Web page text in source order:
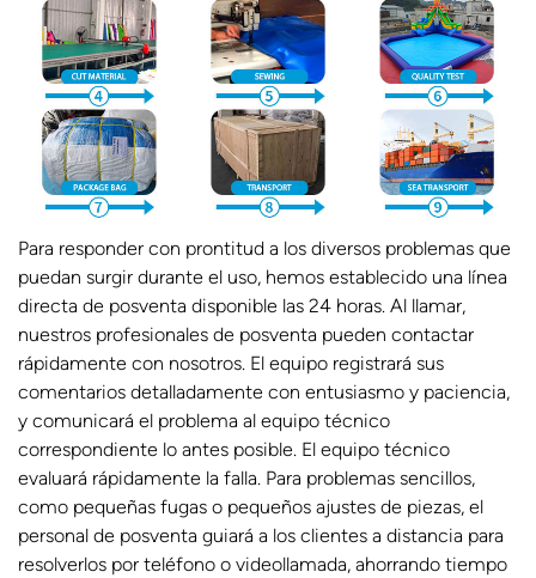
Para responder con prontitud a los diversos problemas que
puedan surgir durante el uso, hemos establecido una línea
directa de posventa disponible las 24 horas. Al llamar,
nuestros profesionales de posventa pueden contactar
rápidamente con nosotros. El equipo registrará sus
comentarios detalladamente con entusiasmo y paciencia,
y comunicará el problema al equipo técnico
correspondiente lo antes posible. El equipo técnico
evaluará rápidamente la falla. Para problemas sencillos,
como pequeñas fugas o pequeños ajustes de piezas, el
personal de posventa guiará a los clientes a distancia para
resolverlos por teléfono o videollamada, ahorrando tiempo